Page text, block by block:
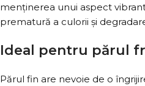
menținerea unui aspect
prematură a culorii și
Ideal pentru părul
Părul fin are nevoie de o